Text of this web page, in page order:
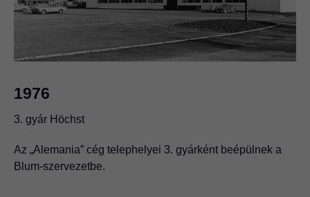
1976
3. gyár Höchst
Az „Alemania” cég telephelyei 3. gyárként beépülnek a
Blum-szervezetbe.